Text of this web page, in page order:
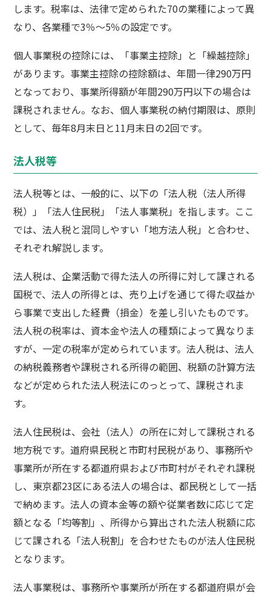
します。税率は、法律で定められた70の業種によって異
なり、各業種で3％～5％の設定です。
個人事業税の控除には、「事業主控除」と「繰越控除」
があります。事業主控除の控除額は、年間一律290万円
となっており、事業所得額が年間290万円以下の場合は
課税されません。なお、個人事業税の納付期限は、原則
として、毎年8月末日と11月末日の2回です。
法人税等
法人税等とは、一般的に、以下の「法人税（法人所得
税）」「法人住民税」「法人事業税」を指します。ここ
では、法人税と混同しやすい「地方法人税」と合わせ、
それぞれ解説します。
法人税は、企業活動で得た法人の所得に対して課される
国税で、法人の所得とは、売り上げを通じて得た収益か
ら事業で支出した経費（損金）を差し引いたものです。
法人税の税率は、資本金や法人の種類によって異なりま
すが、一定の税率が定められています。法人税は、法人
の納税義務者や課税される所得の範囲、税額の計算方法
などが定められた法人税法にのっとって、課税されま
す。
法人住民税は、会社（法人）の所在に対して課税される
地方税です。道府県民税と市町村民税があり、事務所や
事業所が所在する都道府県および市町村がそれぞれ課税
し、東京都23区にある法人の場合は、都民税として一括
で納めます。法人の資本金等の額や従業者数に応じて定
額となる「均等割」、所得から算出された法人税額に応
じて課される「法人税割」を合わせたものが法人住民税
となります。
法人事業税は、事務所や事業所が所在する都道府県が会